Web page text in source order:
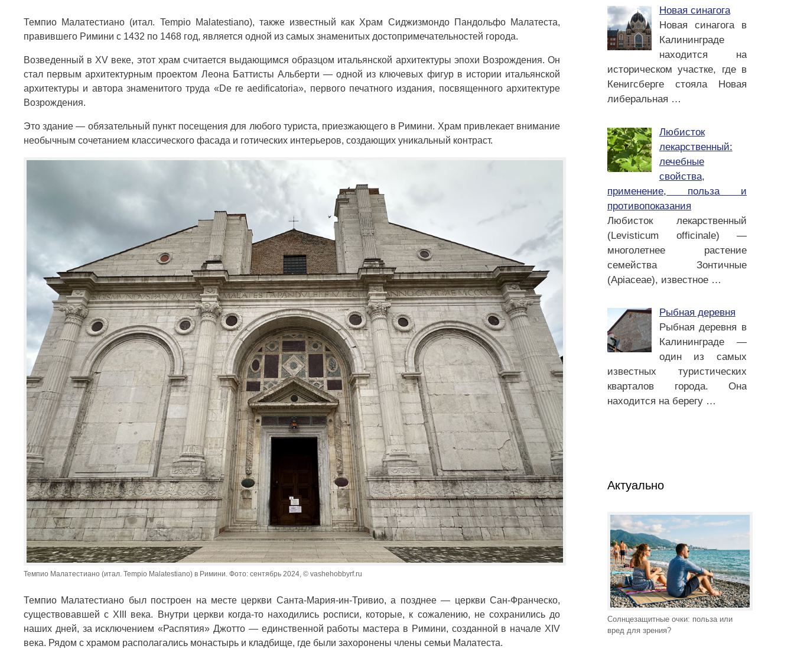
Темпио Малатестиано (итал. Tempio Malatestiano), также известный как Храм Сиджизмондо Пандольфо Малатеста,
правившего Римини с 1432 по 1468 год, является одной из самых знаменитых достопримечательностей города.
Возведенный в XV веке, этот храм считается выдающимся образцом итальянской архитектуры эпохи Возрождения. Он
стал первым архитектурным проектом Леона Баттисты Альберти — одной из ключевых фигур в истории итальянской
архитектуры и автора знаменитого труда «De re aedificatoria», первого печатного издания, посвященного архитектуре
Возрождения.
Это здание — обязательный пункт посещения для любого туриста, приезжающего в Римини. Храм привлекает внимание
необычным сочетанием классического фасада и готических интерьеров, создающих уникальный контраст.
Темпио Малатестиано (итал. Tempio Malatestiano) в Римини. Фото: сентябрь 2024, © vashehobbyrf.ru
Темпио Малатестиано был построен на месте церкви Санта-Мария-ин-Тривио, а позднее — церкви Сан-Франческо,
существовавшей с XIII века. Внутри церкви когда-то находились росписи, которые, к сожалению, не сохранились до
наших дней, за исключением «Распятия» Джотто — единственной работы мастера в Римини, созданной в начале XIV
века. Рядом с храмом располагались монастырь и кладбище, где были захоронены члены семьи Малатеста.
Новая синагога
Новая синагога в
Калининграде
находится на
историческом участке, где в
Кенигсберге стояла Новая
либеральная …
Любисток
лекарственный:
лечебные
свойства,
применение, польза и
противопоказания
Любисток лекарственный
(Levisticum officinale) —
многолетнее растение
семейства Зонтичные
(Apiaceae), известное …
Рыбная деревня
Рыбная деревня в
Калининграде —
один из самых
известных туристических
кварталов города. Она
находится на берегу …
Актуально
Солнцезащитные очки: польза или
вред для зрения?